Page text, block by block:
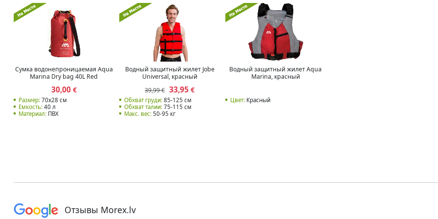
Сумка водонепроницаемая Aqua
Marina Dry bag 40L Red
30,00€
Размер:70x28 см
Емкость:40 л
Материал:ПВХ
Водный защитный жилет Jobe
Universal, красный
39,99 € 33,95 €
Обхват груди: 85-125 см
Обхват талии: 75-115 см
Макс. вес: 50-95 кг
Водный защитный жилет Aqua
Marina, красный
Цвет:Красный
Отзывы Morex.lv